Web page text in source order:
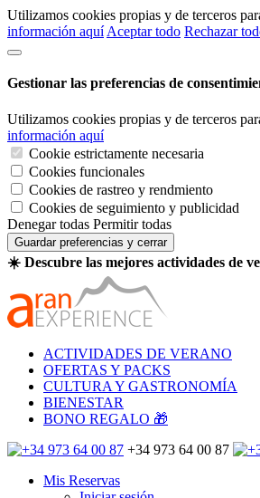
Utilizamos cookies propias y de terceros
información aquí Aceptar todo Rechazar
Gestionar las preferencias de
Utilizamos cookies propias y de terceros
información aquí
Cookie estrictamente necesaria
Cookies funcionales
Cookies de rastreo y rendmiento
Cookies de seguimiento y publicidad
Denegar todas Permitir todas
Guardar preferencias y cerrar
☀️ Descubre las mejores actividades de
ACTIVIDADES DE VERANO
OFERTAS Y PACKS
CULTURA Y GASTRONOMÍA
BIENESTAR
BONO REGALO 🎁
+34 973 64 00 87
Mis Reservas